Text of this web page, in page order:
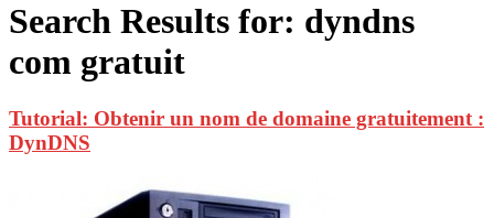
Search Results for: dyndns
com gratuit
Tutorial: Obtenir un nom de domaine gratuitement :
DynDNS